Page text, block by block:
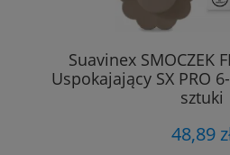
Suavinex SMOCZEK
Uspokajający SX PRO
sztuki
48,89